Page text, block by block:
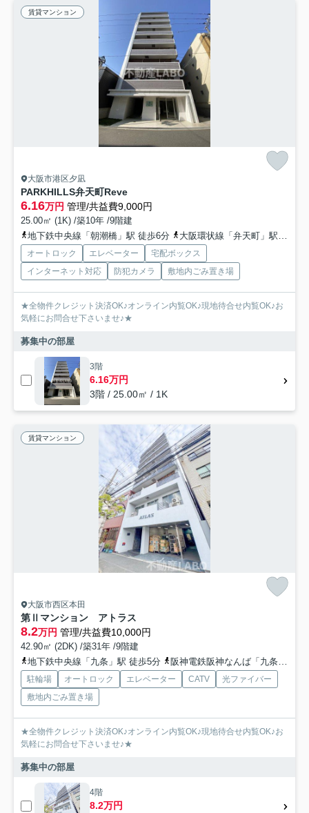
賃貸マンション
大阪市港区夕凪
PARKHILLS弁天町Reve
6.16万円 管理/共益費9,000円
25.00㎡ (1K) /築10年 /9階建
地下鉄中央線「朝潮橋」駅 徒歩6分
大阪環状線「弁天町」駅 徒歩18分
オートロック エレベーター
宅配ボックス
インターネット対応
防犯カメラ 敷地内ごみ置き場
★全物件クレジット決済OK♪オンライン内覧OK♪現地待合せ内覧OK♪お
気軽にお問合せ下さいませ♪★
募集中の部屋
3階
6.16万円
3階 / 25.00㎡ / 1K
賃貸マンション
大阪市西区本田
第Ⅱマンション アトラス
8.2万円 管理/共益費10,000円
42.90㎡ (2DK) /築31年 /9階建
地下鉄中央線「九条」駅 徒歩5分
阪神電鉄阪神なんば「九条」駅 徒歩8分
駐輪場 オートロック エレベーター CATV
光ファイバー
敷地内ごみ置き場
★全物件クレジット決済OK♪オンライン内覧OK♪現地待合せ内覧OK♪お
気軽にお問合せ下さいませ♪★
募集中の部屋
4階
8.2万円